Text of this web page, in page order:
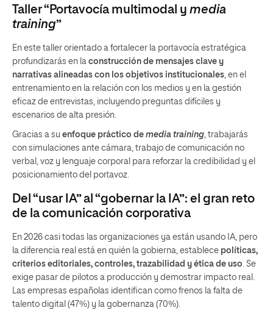
Taller “Portavocía multimodal y media
training”
En este taller orientado a fortalecer la portavocía estratégica
profundizarás en la construcción de mensajes clave y
narrativas alineadas con los objetivos institucionales , en el
entrenamiento en la relación con los medios y en la gestión
eficaz de entrevistas, incluyendo preguntas difíciles y
escenarios de alta presión.
Gracias a su enfoque práctico de media training , trabajarás
con simulaciones ante cámara, trabajo de comunicación no
verbal, voz y lenguaje corporal para reforzar la credibilidad y el
posicionamiento del portavoz.
Del “usar IA” al “gobernar la IA”: el gran reto
de la comunicación corporativa
En 2026 casi todas las organizaciones ya están usando IA, pero
la diferencia real está en quién la gobierna, establece políticas,
criterios editoriales, controles, trazabilidad y ética de uso . Se
exige pasar de pilotos a producción y demostrar impacto real.
Las empresas españolas identifican como frenos la falta de
talento digital (47%) y la gobernanza (70%).